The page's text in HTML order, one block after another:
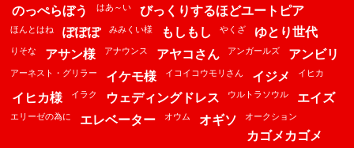
のっぺらぼう はあ～い びっくりするほどユートピア
ほんとはね ぽぽぽ みみくい様 もしもし やくざ ゆとり世代
りそな アサン様 アナウンス アヤコさん アンガールズ アンビリ
アーネスト・グリラー イケモ様 イコイコウモリさん イジメ イヒカ
イヒカ様 イラク ウェディングドレス ウルトラソウル エイズ
エリーゼの為に エレベーター オウム オギソ オークション
カゴメカゴメ